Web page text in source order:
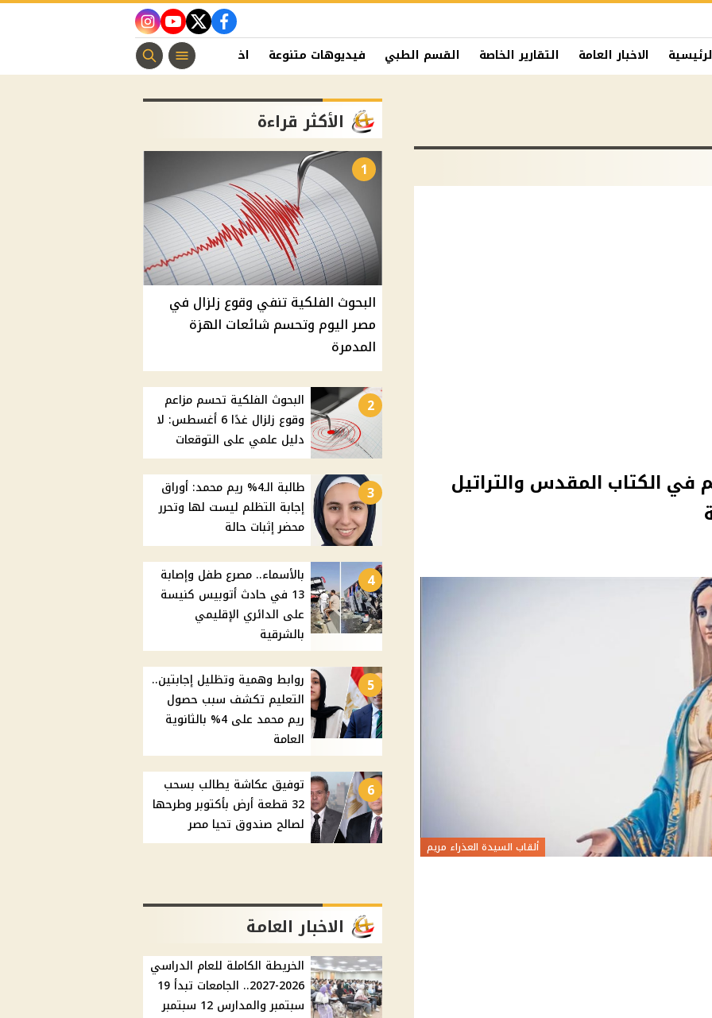
facebook
twitter
youtube
instagram
الاخبار العامة التقارير الخاصة القسم الطبي فيديوهات متنوعة اخبار الفن منوعات مسيحية
في الكتاب المقدس والتراتيل
ألقاب السيدة العذراء مريم
الأكثر قراءة
1
البحوث الفلكية تنفي وقوع زلزال في
مصر اليوم وتحسم شائعات الهزة
المدمرة
2
البحوث الفلكية تحسم مزاعم
وقوع زلزال غدًا 6 أغسطس: لا
دليل علمي على التوقعات
3
طالبة الـ4% ريم محمد: أوراق
إجابة التظلم ليست لها وتحرر
محضر إثبات حالة
4
بالأسماء.. مصرع طفل وإصابة
13 في حادث أتوبيس كنيسة
على الدائري الإقليمي
بالشرقية
5
روابط وهمية وتظليل إجابتين..
التعليم تكشف سبب حصول
ريم محمد على 4% بالثانوية
العامة
6
توفيق عكاشة يطالب بسحب
32 قطعة أرض بأكتوبر وطرحها
لصالح صندوق تحيا مصر
الاخبار العامة
الخريطة الكاملة للعام الدراسي
2026-2027.. الجامعات تبدأ 19
سبتمبر والمدارس 12 سبتمبر